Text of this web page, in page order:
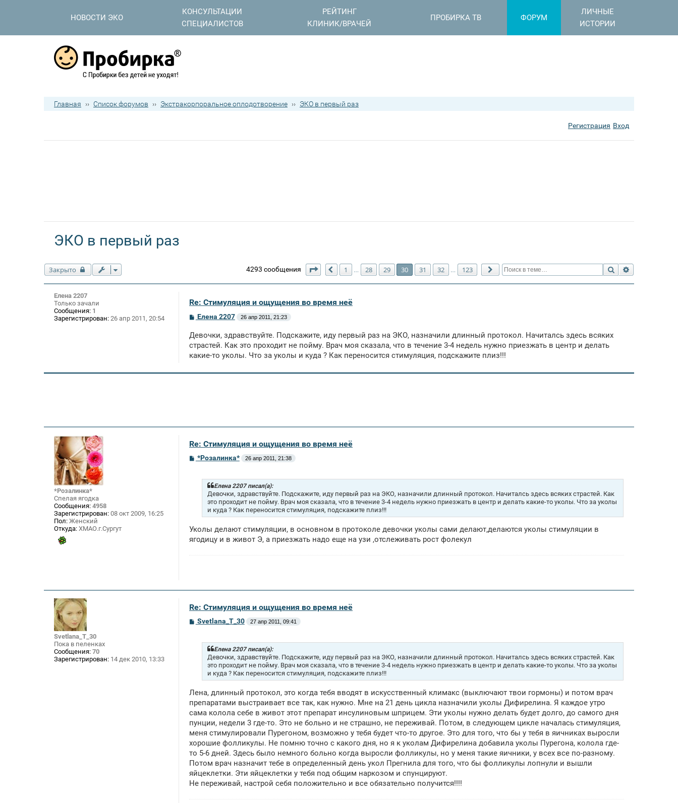
НОВОСТИ ЭКО
КОНСУЛЬТАЦИИ
СПЕЦИАЛИСТОВ
РЕЙТИНГ
КЛИНИК/ВРАЧЕЙ
ПРОБИРКА ТВ ФОРУМ
ЛИЧНЫЕ
ИСТОРИИ
Главная ›› Список форумов ›› Экстракорпоральное оплодотворение ›› ЭКО в первый раз
Регистрация Вход
ЭКО в первый раз
Закрыто Поиск
4293 сообщения Страница 30 из123
Пред.
1 … 28 29 30 31 32 … 123 След.
Елена 2207
Только зачали
Сообщения: 1
Зарегистрирован: 26 апр 2011, 20:54
Re: Стимуляция и ощущения во время неё
С
б
щ
е
н
е
Елена 2207 26 апр 2011, 21:23
Девочки, здравствуйте. Подскажите, иду первый раз на ЭКО, назначили длинный протокол. Начиталсь здесь всяких
страстей. Как это проходит не пойму. Врач моя сказала, что в течение 3-4 недель нужно приезжать в центр и делать
какие-то уколы. Что за уколы и куда ? Как переносится стимуляция, подскажите плиз!!!
*Розалинка*
Спелая ягодка
Сообщения: 4958
Зарегистрирован: 08 окт 2009, 16:25
Пол: Женский
Откуда: ХМАО.г.Сургут
Re: Стимуляция и ощущения во время неё
С*Розалинка* 26 апр 2011, 21:38
Елена 2207 писал(а):
Девочки, здравствуйте. Подскажите, иду первый раз на ЭКО, назначили длинный протокол. Начиталсь здесь всяких страстей. Как
это проходит не пойму. Врач моя сказала, что в течение 3-4 недель нужно приезжать в центр и делать какие-то уколы. Что за уколы
и куда ? Как переносится стимуляция, подскажите плиз!!!
Уколы делают стимуляции, в основном в протоколе девочки уколы сами делают,делаются уколы стимуляции в
ягодицу и в живот Э, а приезжать надо еще на узи ,отслеживать рост фолекул
Svetlana_T_30
Пока в пеленках
Сообщения: 70
Зарегистрирован: 14 дек 2010, 13:33
Re: Стимуляция и ощущения во время неё
СSvetlana_T_30 27 апр 2011, 09:41
Елена 2207 писал(а):
Девочки, здравствуйте. Подскажите, иду первый раз на ЭКО, назначили длинный протокол. Начиталсь здесь всяких страстей. Как
это проходит не пойму. Врач моя сказала, что в течение 3-4 недель нужно приезжать в центр и делать какие-то уколы. Что за уколы
и куда ? Как переносится стимуляция, подскажите плиз!!!
Лена, длинный протокол, это когда тебя вводят в искусственный климакс (выключают твои гормоны) и потом врач
препаратами выстраивает все так, как нужно. Мне на 21 день цикла назначили уколы Дифирелина. Я каждое утро
сама колола себе в живот этот препарат инсулиновым шприцем. Эти уколы нужно делать будет долго, до самого дня
пунции, недели 3 где-то. Это не больно и не страшно, не переживай. Потом, в следующем цикле началась стимуляция,
меня стимулировали Пурегоном, возможно у тебя будет что-то другое. Это для того, что бы у тебя в яичниках выросли
хорошие фолликулы. Не помню точно с какого дня, но я к уколам Дифирелина добавила уколы Пурегона, колола где-
то 5-6 дней. Здесь было немного больно когда выросли фолликулы, но у меня такие яичники, у всех все по-разному.
Потом врач назначит тебе в определенный день укол Прегнила для того, что бы фолликулы лопнули и вышли
яйцеклетки. Эти яйцеклетки у тебя под общим наркозом и спунцируют.
Не переживай, настрой себя положительно и все обязательно получится!!!!